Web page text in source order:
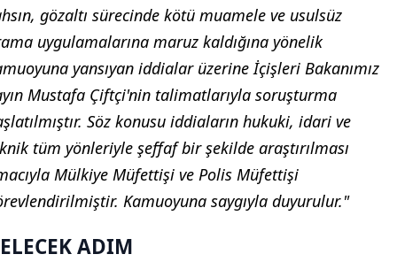
gözaltı sürecinde kötü muamele ve usulsüz
uygulamalarına maruz kaldığına yönelik
yansıyan iddialar üzerine İçişleri Bakanımız
Mustafa Çiftçi'nin talimatlarıyla soruşturma
Söz konusu iddiaların hukuki, idari ve
tüm yönleriyle şeffaf bir şekilde araştırılması
Mülkiye Müfettişi ve Polis Müfettişi
Kamuoyuna saygıyla duyurulur."
ADIM